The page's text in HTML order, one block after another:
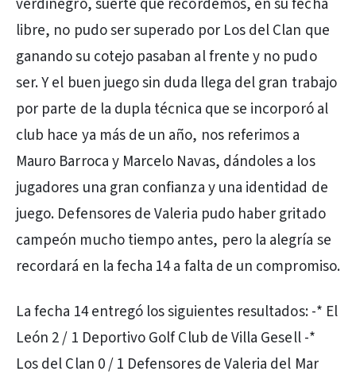
verdinegro, suerte que recordemos, en su fecha
libre, no pudo ser superado por Los del Clan que
ganando su cotejo pasaban al frente y no pudo
ser. Y el buen juego sin duda llega del gran trabajo
por parte de la dupla técnica que se incorporó al
club hace ya más de un año, nos referimos a
Mauro Barroca y Marcelo Navas, dándoles a los
jugadores una gran confianza y una identidad de
juego. Defensores de Valeria pudo haber gritado
campeón mucho tiempo antes, pero la alegría se
recordará en la fecha 14 a falta de un compromiso.
La fecha 14 entregó los siguientes resultados: -* El
León 2 / 1 Deportivo Golf Club de Villa Gesell -*
Los del Clan 0 / 1 Defensores de Valeria del Mar